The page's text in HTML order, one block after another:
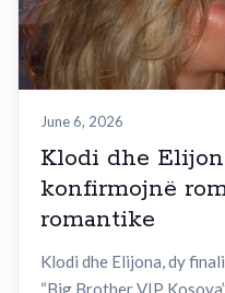
June 6, 2026
Klodi dhe
konfirmojnë
romantike
Klodi dhe Elijona, dy
“Big Brother VIP